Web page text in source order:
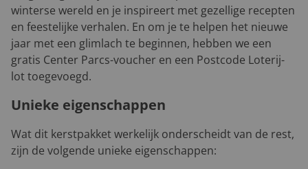
winterse wereld en je inspireert met gezellige recepten
en feestelijke verhalen. En om je te helpen het nieuwe
jaar met een glimlach te beginnen, hebben we een
gratis Center Parcs-voucher en een Postcode Loterij-
lot toegevoegd.
Unieke eigenschappen
Wat dit kerstpakket werkelijk onderscheidt van de rest,
zijn de volgende unieke eigenschappen: